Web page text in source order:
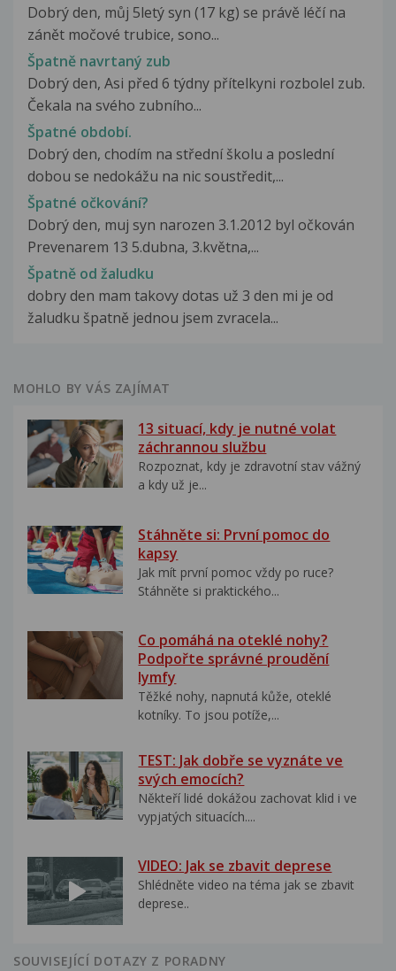
Dobrý den, můj 5letý syn (17 kg) se právě léčí na
zánět močové trubice, sono...
Špatně navrtaný zub
Dobrý den, Asi před 6 týdny přítelkyni rozbolel zub.
Čekala na svého zubního...
Špatné období.
Dobrý den, chodím na střední školu a poslední
dobou se nedokážu na nic soustředit,...
Špatné očkování?
Dobrý den, muj syn narozen 3.1.2012 byl očkován
Prevenarem 13 5.dubna, 3.května,...
Špatně od žaludku
dobry den mam takovy dotas už 3 den mi je od
žaludku špatně jednou jsem zvracela...
MOHLO BY VÁS ZAJÍMAT
13 situací, kdy je nutné volat
záchrannou službu
Rozpoznat, kdy je zdravotní stav vážný
a kdy už je...
Stáhněte si: První pomoc do
kapsy
Jak mít první pomoc vždy po ruce?
Stáhněte si praktického...
Co pomáhá na oteklé nohy?
Podpořte správné proudění
lymfy
Těžké nohy, napnutá kůže, oteklé
kotníky. To jsou potíže,...
TEST: Jak dobře se vyznáte ve
svých emocích?
Někteří lidé dokážou zachovat klid i ve
vypjatých situacích....
VIDEO: Jak se zbavit deprese
Shlédněte video na téma jak se zbavit
deprese..
SOUVISEJÍCÍ DOTAZY Z PORADNY